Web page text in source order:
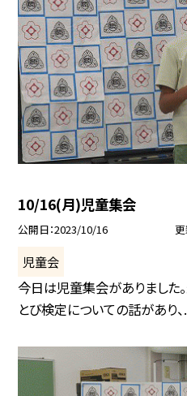
10/16(月)児童集会
公開日 2023/10/16
児童会
今日は児童集会がありました
とび検定についての話があり、